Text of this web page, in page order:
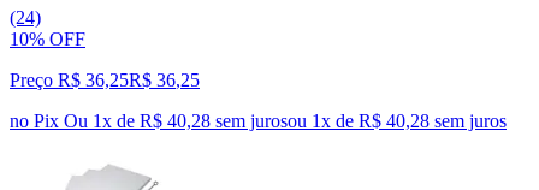
(24)
10% OFF
Preço R$ 36,25R$ 36,25
no Pix Ou 1x de R$ 40,28 sem jurosou 1x de R$ 40,28 sem juros